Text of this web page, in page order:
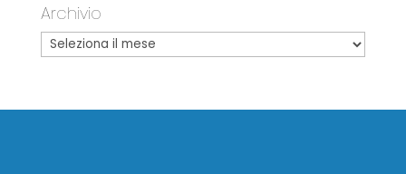
Archivio